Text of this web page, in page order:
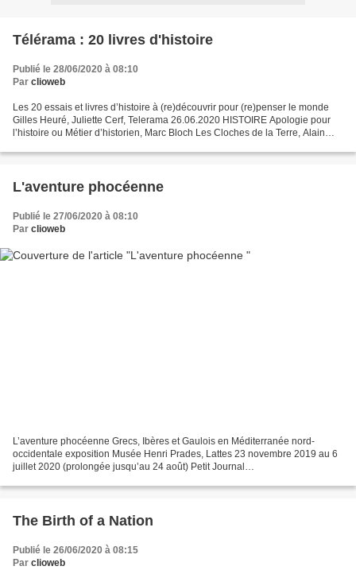
Télérama : 20 livres d'histoire
Publié le 28/06/2020 à 08:10
Par clioweb
Les 20 essais et livres d’histoire à (re)découvrir pour (re)penser le monde
Gilles Heuré, Juliette Cerf, Telerama 26.06.2020 HISTOIRE Apologie pour
l’histoire ou Métier d’historien, Marc Bloch Les Cloches de la Terre, Alain
L'aventure phocéenne
Publié le 27/06/2020 à 08:10
Par clioweb
L’aventure phocéenne Grecs, Ibères et Gaulois en Méditerranée nord-
occidentale exposition Musée Henri Prades, Lattes 23 novembre 2019 au 6
juillet 2020 (prolongée jusqu’au 24 août) Petit Journal
2019_2020_petit_journal_aventure_phoceenne.pdf...
The Birth of a Nation
Publié le 26/06/2020 à 08:15
Par clioweb